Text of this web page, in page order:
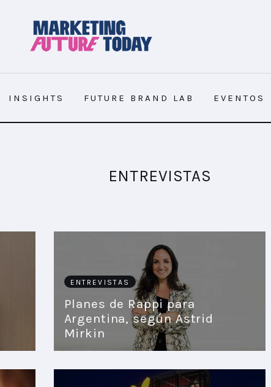
INSIGHTS FUTURE BRAND LAB EVENTOS
ENTREVISTAS
ENTREVISTAS
Planes de Rappi para
Argentina, según Astrid
Mirkin